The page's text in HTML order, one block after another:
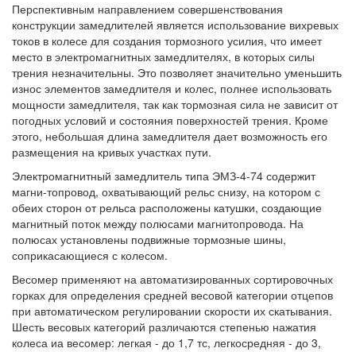
Перспективным направлением совершенствования
конструкции замедлителей является использование вихревых
токов в колесе для создания тормозного усилия, что имеет
место в электромагнитных замедлителях, в которых силы
трения незначительны. Это позволяет значительно уменьшить
износ элементов замедлителя и колес, полнее использовать
мощности замедлителя, так как тормозная сила не зависит от
погодных условий и состояния поверхностей трения. Кроме
этого, небольшая длина замедлителя дает возможность его
размещения на кривых участках пути.
Электромагнитный замедлитель типа ЭМЗ-4-74 содержит
магни-топровод, охватывающий рельс снизу, на котором с
обеих сторон от рельса расположены катушки, создающие
магнитный поток между полюсами магнитопровода. На
полюсах установлены подвижные тормозные шины,
соприкасающиеся с колесом.
Весомер применяют на автоматизированных сортировочных
горках для определения средней весовой категории отцепов
при автоматическом регулировании скорости их скатывания.
Шесть весовых категорий различаются степенью нажатия
колеса иа весомер: легкая - до 1,7 тс, легкосредняя - до 3,